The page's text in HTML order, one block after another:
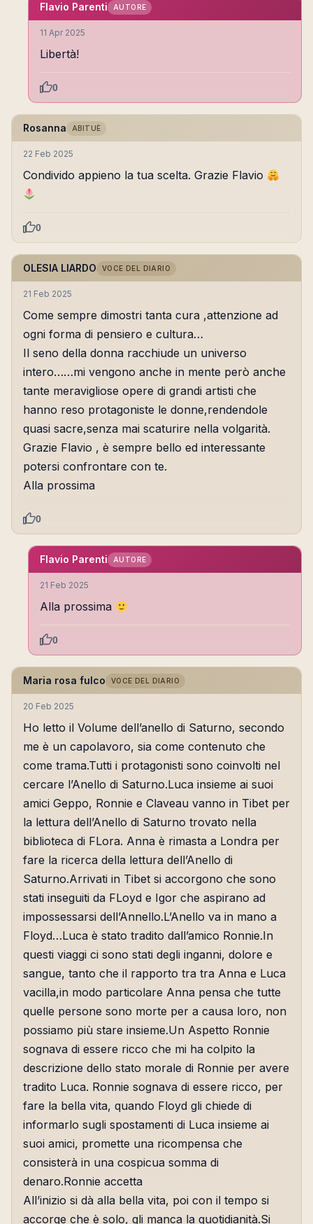
Flavio Parenti AUTORE
11 Apr 2025
Libertà!
0
Rosanna ABITUÈ
22 Feb 2025
Condivido appieno la tua scelta. Grazie Flavio
0
OLESIA LIARDO VOCE DEL DIARIO
21 Feb 2025
Come sempre dimostri tanta cura ,attenzione ad
ogni forma di pensiero e cultura…
Il seno della donna racchiude un universo
intero……mi vengono anche in mente però anche
tante meravigliose opere di grandi artisti che
hanno reso protagoniste le donne,rendendole
quasi sacre,senza mai scaturire nella volgarità.
Grazie Flavio , è sempre bello ed interessante
potersi confrontare con te.
Alla prossima
0
Flavio Parenti AUTORE
21 Feb 2025
Alla prossima
0
Maria rosa fulco VOCE DEL DIARIO
20 Feb 2025
Ho letto il Volume dell’anello di Saturno, secondo
me è un capolavoro, sia come contenuto che
come trama.Tutti i protagonisti sono coinvolti nel
cercare l’Anello di Saturno.Luca insieme ai suoi
amici Geppo, Ronnie e Claveau vanno in Tibet per
la lettura dell’Anello di Saturno trovato nella
biblioteca di FLora. Anna è rimasta a Londra per
fare la ricerca della lettura dell’Anello di
Saturno.Arrivati in Tibet si accorgono che sono
stati inseguiti da FLoyd e Igor che aspirano ad
impossessarsi dell’Annello.L’Anello va in mano a
Floyd…Luca è stato tradito dall’amico Ronnie.In
questi viaggi ci sono stati degli inganni, dolore e
sangue, tanto che il rapporto tra tra Anna e Luca
vacilla,in modo particolare Anna pensa che tutte
quelle persone sono morte per a causa loro, non
possiamo più stare insieme.Un Aspetto Ronnie
sognava di essere ricco che mi ha colpito la
descrizione dello stato morale di Ronnie per avere
tradito Luca. Ronnie sognava di essere ricco, per
fare la bella vita, quando Floyd gli chiede di
informarlo sugli spostamenti di Luca insieme ai
suoi amici, promette una ricompensa che
consisterà in una cospicua somma di
denaro.Ronnie accetta
All’inizio si dà alla bella vita, poi con il tempo si
accorge che è solo, gli manca la quotidianità.Si